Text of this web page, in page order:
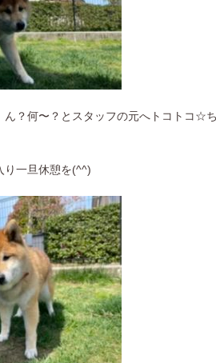
？何〜？とスタッフの元へトコトコ☆
り一旦休憩を(^^)